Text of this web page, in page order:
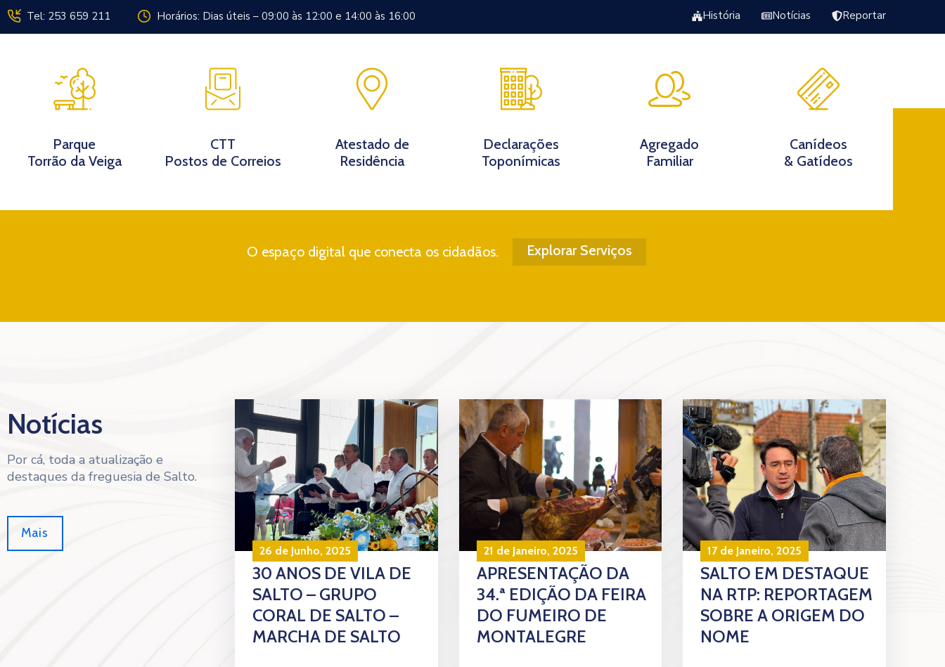
Tel: 253 659 211 Horários: Dias úteis – 09:00 às 12:00 e 14:00 às 16:00 História Notícias Reportar
Instituição Documentos Notícias Turismo Excursão Torrão da Veiga
Parque
Torrão da Veiga
CTT
Postos de Correios
Atestado de
Residência
Declarações
Toponímicas
Agregado
Familiar
Canídeos
& Gatídeos
O espaço digital que conecta os cidadãos. Explorar Serviços
Notícias
Por cá, toda a atualização e
destaques da freguesia de Salto.
Mais
26 de Junho, 2025
30 ANOS DE VILA DE
SALTO – GRUPO
CORAL DE SALTO –
MARCHA DE SALTO
21 de Janeiro, 2025
APRESENTAÇÃO DA
34.ª EDIÇÃO DA FEIRA
DO FUMEIRO DE
MONTALEGRE
17 de Janeiro, 2025
SALTO EM DESTAQUE
NA RTP: REPORTAGEM
SOBRE A ORIGEM DO
NOME